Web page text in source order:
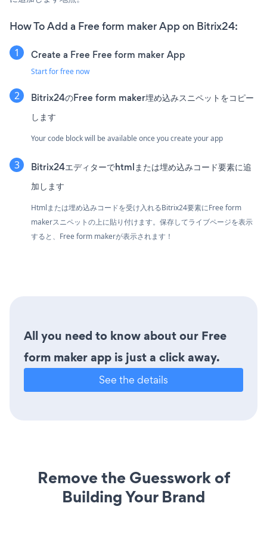
How To Add a Free form maker App on Bitrix24:
Create a Free Free form maker App
Start for free now
Bitrix24のFree form maker埋め込みスニペットをコピー
します
Your code block will be available once you create your app
Bitrix24エディターでhtmlまたは埋め込みコード要素に追
加します
Htmlまたは埋め込みコードを受け入れるBitrix24要素にFree form
makerスニペットの上に貼り付けます。保存してライブページを表示
すると、Free form makerが表示されます！
All you need to know about our Free
form maker app is just a click away.
See the details
Remove the Guesswork of
Building Your Brand